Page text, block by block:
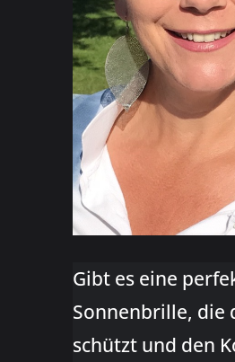
Gibt es eine
Sonnenbrille, die
schützt und den